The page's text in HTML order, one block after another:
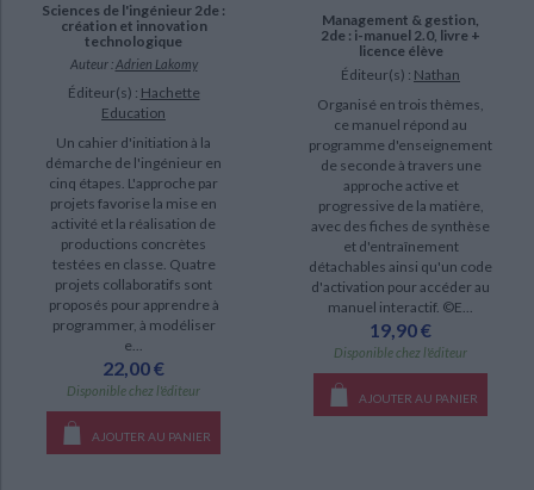
livre (32)
CAP métiers de la coiffure, pôle 1 réalisation de prestations de coiffure
Bac pro MBBE métiers de la coiffure, pôle 1 conception et réalisation de
prestations de coiffure 1re, terminale (1)
CAP métiers de la coiffure 1re et 2e années (1)
DISPONIBILITÉ
epuise (131)
disponible (32)
manquant (1)
Sciences de l'ingénieur 2de :
création et innovation
technologique
Auteur :Adrien Lakomy
Éditeur(s) : Hachette
Education
Un cahier d'initiation à la
démarche de l'ingénieur en
cinq étapes. L'approche par
projets favorise la mise en
activité et la réalisation de
productions concrètes
testées en classe. Quatre
projets collaboratifs sont
proposés pour apprendre à
programmer, à modéliser
e...
22,00 €
Disponible chez l'éditeur
AJOUTER AU PANIER
Management & gestion,
2de : i-manuel 2.0, livre +
licence élève
Éditeur(s) : Nathan
Organisé en trois thèmes,
ce manuel répond au
programme d'enseignement
de seconde à travers une
approche active et
progressive de la matière,
avec des fiches de synthèse
et d'entraînement
détachables ainsi qu'un code
d'activation pour accéder au
manuel interactif. ©E...
19,90 €
Disponible chez l'éditeur
AJOUTER AU PANIER